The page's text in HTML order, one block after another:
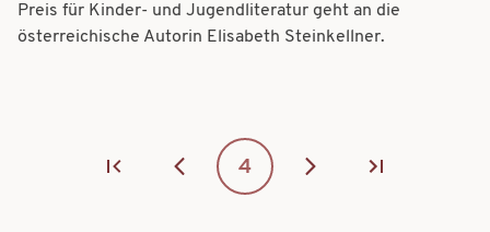
Preis für Kinder- und Jugendliteratur geht an die
österreichische Autorin Elisabeth Steinkellner.
Page
4